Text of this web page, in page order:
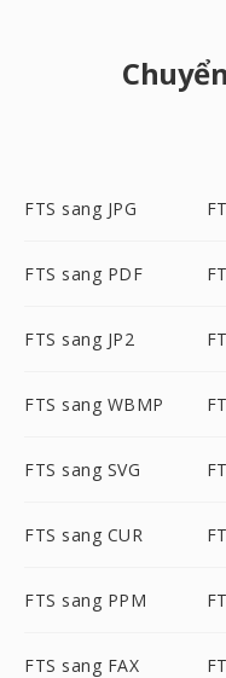
FTS sang JPG
FTS sang PDF
FTS sang JP2
FTS sang WBMP
FTS sang SVG
FTS sang CUR
FTS sang PPM
FTS sang FAX